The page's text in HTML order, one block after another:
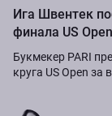
Ига Швентек
финала US Open
Букмекер PARI
круга US Open за